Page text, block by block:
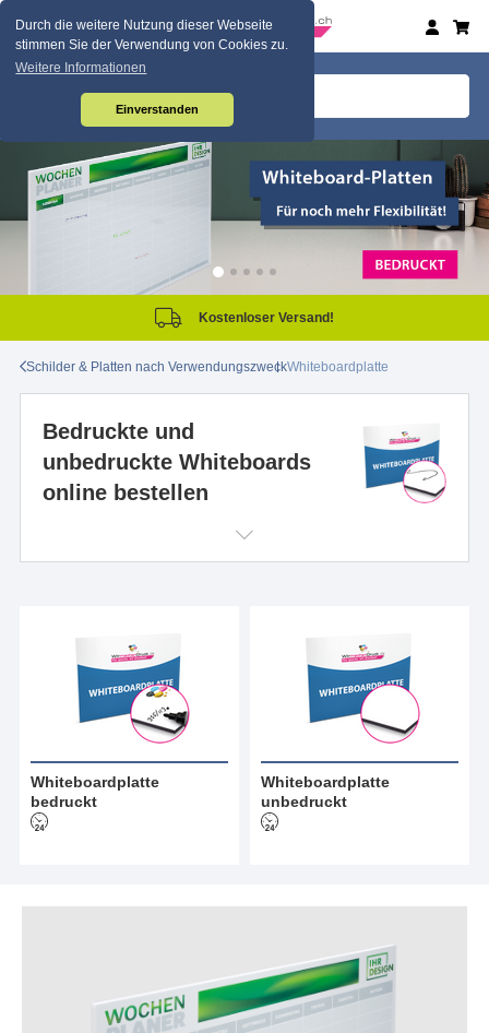
Durch die weitere Nutzung dieser Webseite
stimmen Sie der Verwendung von Cookies zu.
Weitere Informationen
Einverstanden
Kostenloser Versand!
Schilder & Platten nach VerwendungszweckWhiteboardplatte
Bedruckte und
unbedruckte Whiteboards
online bestellen
Whiteboardplatte
bedruckt
Whiteboardplatte
unbedruckt